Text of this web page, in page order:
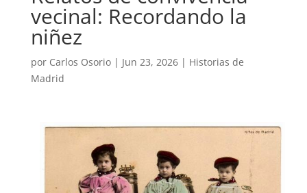
vecinal: Recordando la
niñez
por Carlos Osorio| Jun 23, 2026| Historias de
Madrid